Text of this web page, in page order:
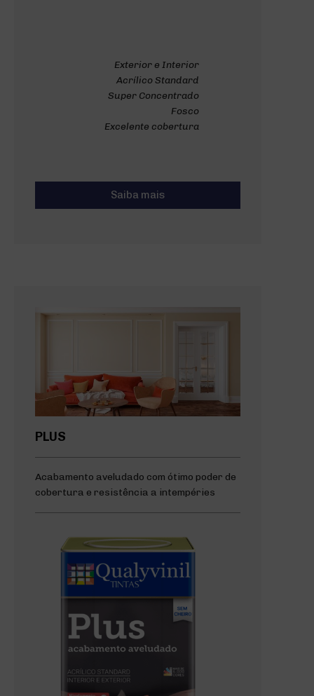
Exterior e Interior
Acrílico Standard
Super Concentrado
Fosco
Excelente cobertura
Saiba mais
PLUS
Acabamento aveludado com ótimo poder de
cobertura e resistência a intempéries